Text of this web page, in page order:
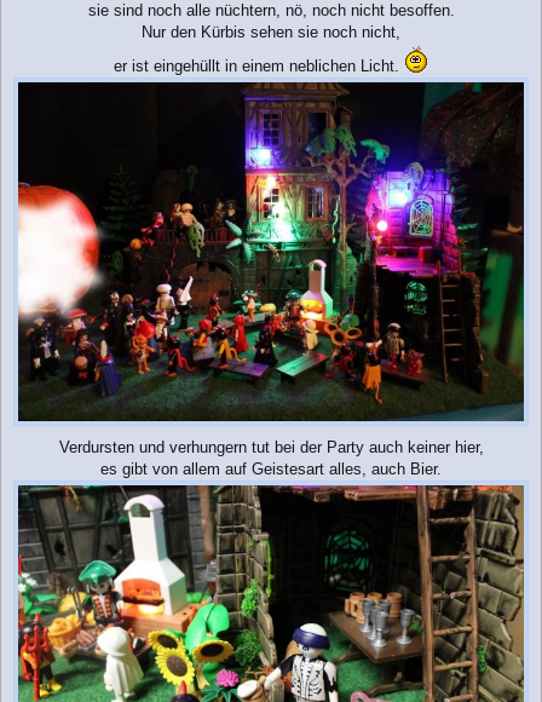
sie sind noch alle nüchtern, nö, noch nicht besoffen.
Nur den Kürbis sehen sie noch nicht,
er ist eingehüllt in einem neblichen Licht.
Verdursten und verhungern tut bei der Party auch keiner hier,
es gibt von allem auf Geistesart alles, auch Bier.